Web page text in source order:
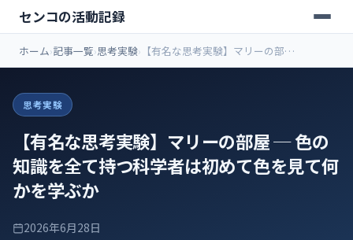
センコの活動記録
ホーム 記事一覧 思考実験
【有名な思考実験】マリーの部屋
─ 色の知識を全て持つ科学者は初
思考実験
【有名な思考実験】マリーの部屋 ─ 色の
知識を全て持つ科学者は初めて色を見て何
かを学ぶか
2026年6月28日